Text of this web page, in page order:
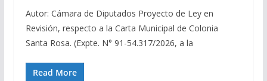
Autor: Cámara de Diputados Proyecto de Ley en
Revisión, respecto a la Carta Municipal de Colonia
Santa Rosa. (Expte. N° 91-54.317/2026, a la
Read More